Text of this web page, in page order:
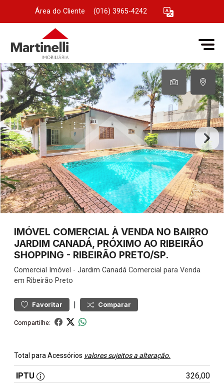
Área do Cliente (016) 3965-4242
IMÓVEL COMERCIAL À VENDA NO BAIRRO
JARDIM CANADÁ, PRÓXIMO AO RIBEIRÃO
SHOPPING - RIBEIRÃO PRETO/SP.
Comercial Imóvel - Jardim Canadá Comercial para Venda
em Ribeirão Preto
Favoritar | Comparar
Compartilhe:
Total para Acessórios valores sujeitos a alteração.
IPTU
326,00